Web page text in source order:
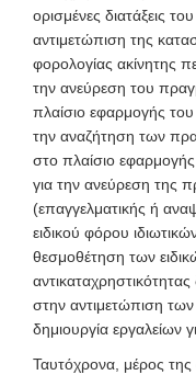
ορισμένες διατάξεις
αντιμετώπιση της
φορολογίας ακίνητης
την ανεύρεση του
πλαίσιο εφαρμογής του
την αναζήτηση των
στο πλαίσιο
για την ανεύρεση της
(επαγγελματικής ή
ειδικού φόρου
θεσμοθέτηση των
στην αντιμετώπιση
δημιουργία εργαλείων
Ταυτόχρονα, μέρος της